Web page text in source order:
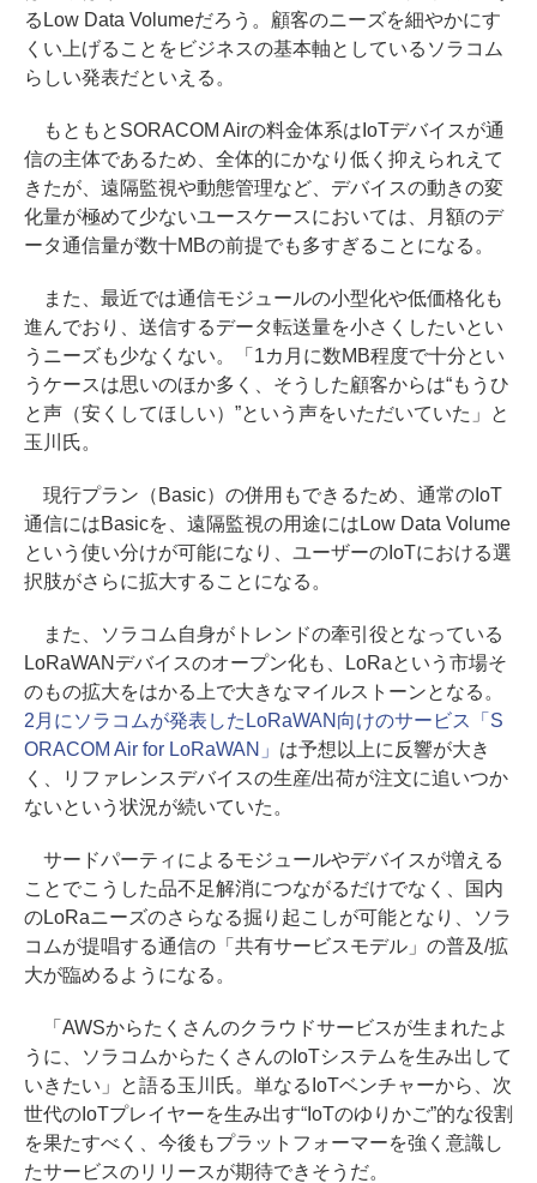
るLow Data Volumeだろう。顧客のニーズを細やかにす
くい上げることをビジネスの基本軸としているソラコム
らしい発表だといえる。
もともとSORACOM Airの料金体系はIoTデバイスが通
信の主体であるため、全体的にかなり低く抑えられえて
きたが、遠隔監視や動態管理など、デバイスの動きの変
化量が極めて少ないユースケースにおいては、月額のデ
ータ通信量が数十MBの前提でも多すぎることになる。
また、最近では通信モジュールの小型化や低価格化も
進んでおり、送信するデータ転送量を小さくしたいとい
うニーズも少なくない。「1カ月に数MB程度で十分とい
うケースは思いのほか多く、そうした顧客からは“もうひ
と声（安くしてほしい）”という声をいただいていた」と
玉川氏。
現行プラン（Basic）の併用もできるため、通常のIoT
通信にはBasicを、遠隔監視の用途にはLow Data Volume
という使い分けが可能になり、ユーザーのIoTにおける選
択肢がさらに拡大することになる。
また、ソラコム自身がトレンドの牽引役となっている
LoRaWANデバイスのオープン化も、LoRaという市場そ
のもの拡大をはかる上で大きなマイルストーンとなる。
2月にソラコムが発表したLoRaWAN向けのサービス「S
ORACOM Air for LoRaWAN」 は予想以上に反響が大き
く、リファレンスデバイスの生産/出荷が注文に追いつか
ないという状況が続いていた。
サードパーティによるモジュールやデバイスが増える
ことでこうした品不足解消につながるだけでなく、国内
のLoRaニーズのさらなる掘り起こしが可能となり、ソラ
コムが提唱する通信の「共有サービスモデル」の普及/拡
大が臨めるようになる。
「AWSからたくさんのクラウドサービスが生まれたよ
うに、ソラコムからたくさんのIoTシステムを生み出して
いきたい」と語る玉川氏。単なるIoTベンチャーから、次
世代のIoTプレイヤーを生み出す“IoTのゆりかご”的な役割
を果たすべく、今後もプラットフォーマーを強く意識し
たサービスのリリースが期待できそうだ。